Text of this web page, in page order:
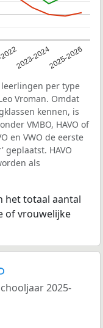
2023-20242025-2026
per type
Vroman. Omdat
kennen, is
VMBO, HAVO of
en VWO de eerste
HAVO
als
het totaal aantal
of vrouwelijke
2025-